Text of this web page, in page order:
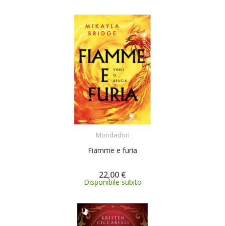
Mondadori
Fiamme e furia
22,00 €
Disponibile subito